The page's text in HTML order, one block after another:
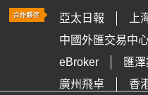
亞太日報
上
中國外匯交易中
eBroker
匯
廣州飛卓
香